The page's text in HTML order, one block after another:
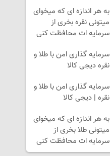
به هر اندازه ای که میخوای
میتونی نقره بخری از
سرمایه ات محافظت کنی
سرمایه گذاری امن با طلا و
نقره دیجی کالا
سرمایه گذاری امن با طلا و
نقره | دیجی کالا
به هر اندازه ای که میخوای
میتونی طلا بخری از
سرمایه ات محافظت کنی